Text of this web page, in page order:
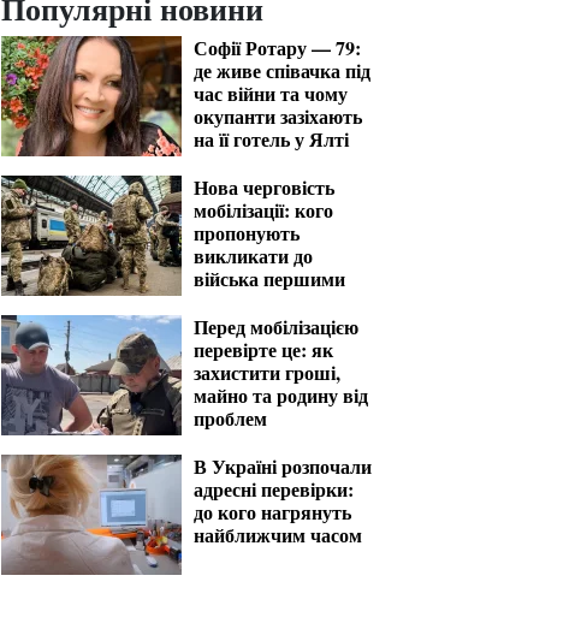
Софії Ротару — 79:
де живе співачка під
час війни та чому
окупанти зазіхають
на її готель у Ялті
Нова черговість
мобілізації: кого
пропонують
викликати до
війська першими
Перед мобілізацією
перевірте це: як
захистити гроші,
майно та родину від
проблем
В Україні розпочали
адресні перевірки:
до кого нагрянуть
найближчим часом